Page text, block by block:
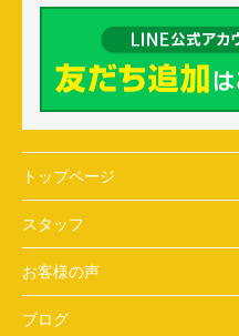
トップページ
スタッフ
お客様の声
ブログ